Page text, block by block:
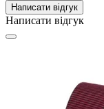
Написати відгук
Написати відгук